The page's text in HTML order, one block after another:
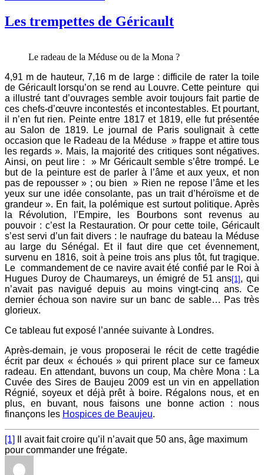
Les trempettes de Géricault
Le radeau de la Méduse ou de la Mona ?
4,91 m de hauteur, 7,16 m de large : difficile de rater la toile
de Géricault lorsqu’on se rend au Louvre. Cette peinture qui
a illustré tant d’ouvrages semble avoir toujours fait partie de
ces chefs-d’œuvre incontestés et incontestables. Et pourtant,
il n’en fut rien. Peinte entre 1817 et 1819, elle fut présentée
au Salon de 1819. Le journal de Paris soulignait à cette
occasion que le Radeau de la Méduse » frappe et attire tous
les regards ». Mais, la majorité des critiques sont négatives.
Ainsi, on peut lire : » Mr Géricault semble s’être trompé. Le
but de la peinture est de parler à l’âme et aux yeux, et non
pas de repousser » ; ou bien » Rien ne repose l’âme et les
yeux sur une idée consolante, pas un trait d’héroïsme et de
grandeur ». En fait, la polémique est surtout politique. Après
la Révolution, l’Empire, les Bourbons sont revenus au
pouvoir : c’est la Restauration. Or pour cette toile, Géricault
s’est servi d’un fait divers : le naufrage du bateau la Méduse
au large du Sénégal. Et il faut dire que cet évennement,
survenu en 1816, soit à peine trois ans plus tôt, fut tragique.
Le commandement de ce navire avait été confié par le Roi à
Hugues Duroy de Chaumareys, un émigré de 51 ans[1], qui
n’avait pas navigué depuis au moins vingt-cinq ans. Ce
dernier échoua son navire sur un banc de sable… Pas très
glorieux.
Ce tableau fut exposé l’année suivante à Londres.
Après-demain, je vous proposerai le récit de cette tragédie
écrit par deux « échoués » qui prirent place sur ce fameux
radeau. En attendant, buvons un coup, Ma chère Mona : La
Cuvée des Sires de Baujeu 2009 est un vin en appellation
Régnié, soyeux et déjà prêt à boire. Régalons nous, et en
plus, en buvant, nous faisons une bonne action : nous
finançons les Hospices de Beaujeu.
[1]
Il avait fait croire qu’il n’avait que 50 ans, âge maximum
pour commander une frégate.